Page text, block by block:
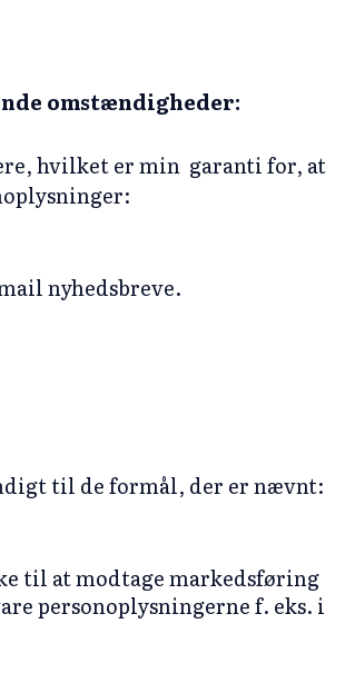
omstændigheder:
hvilket er min garanti for, at
nyhedsbreve.
til de formål, der er nævnt:
til at modtage markedsføring
personoplysningerne f. eks. i